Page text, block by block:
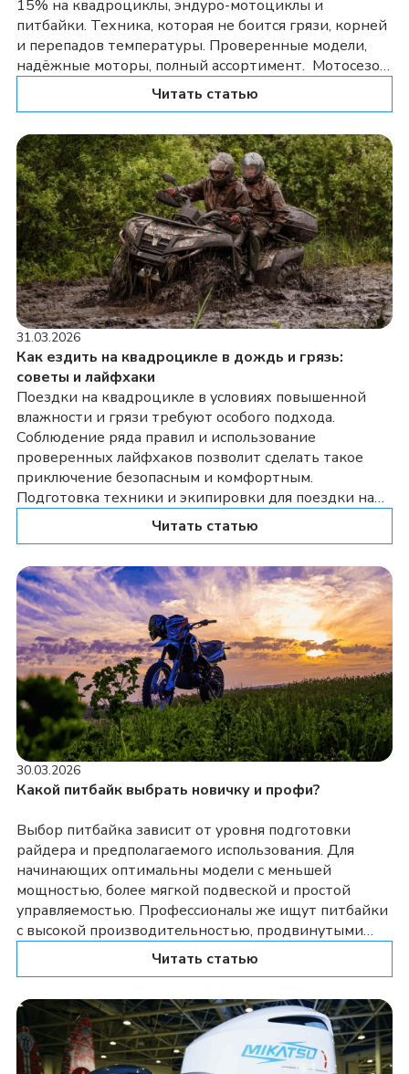
15% на квадроциклы, эндуро-мотоциклы и
питбайки. Техника, которая не боится грязи, корней
и перепадов температуры. Проверенные модели,
надёжные моторы, полный ассортимент. Мотосезон
2026 — время выезжать. А мы поможем выбрать
Читать статью
31.03.2026
Как ездить на квадроцикле в дождь и грязь:
советы и лайфхаки
Поездки на квадроцикле в условиях повышенной
влажности и грязи требуют особого подхода.
Соблюдение ряда правил и использование
проверенных лайфхаков позволит сделать такое
приключение безопасным и комфортным.
Подготовка техники и экипировки для поездки на
квадроцикле Перед выездом в дождь или грязь
системы, осветительных приборов и полного […]
Читать статью
30.03.2026
Какой питбайк выбрать новичку и профи?
Выбор питбайка зависит от уровня подготовки
райдера и предполагаемого использования. Для
начинающих оптимальны модели с меньшей
мощностью, более мягкой подвеской и простой
управляемостью. Профессионалы же ищут питбайки
с высокой производительностью, продвинутыми
компонентами подвески и возможностью тонкой
настройки под конкретные дисциплины. Давайте
Питбайк для новичка — основные рекомендации […]
Читать статью